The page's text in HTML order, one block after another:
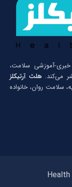
مجله خبری-آموزشی سلامت،
می‌کند.هلث آرتیکلز
سلامت روان، خانواده
تمامی حقوق مادی و معنوی این سایت برای Health